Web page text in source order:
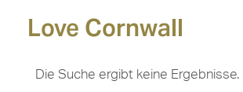
Love Cornwall
Die Suche ergibt keine Ergebnisse.